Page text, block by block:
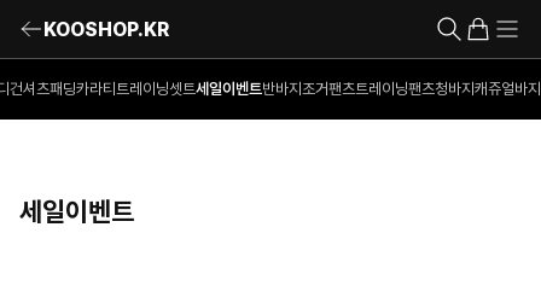
KOOSHOP.KR
건셔츠패딩카라티 트레이닝셋트세일이벤트반바지 조거팬츠트레이닝팬츠청바지 캐쥬얼바지
세일이벤트